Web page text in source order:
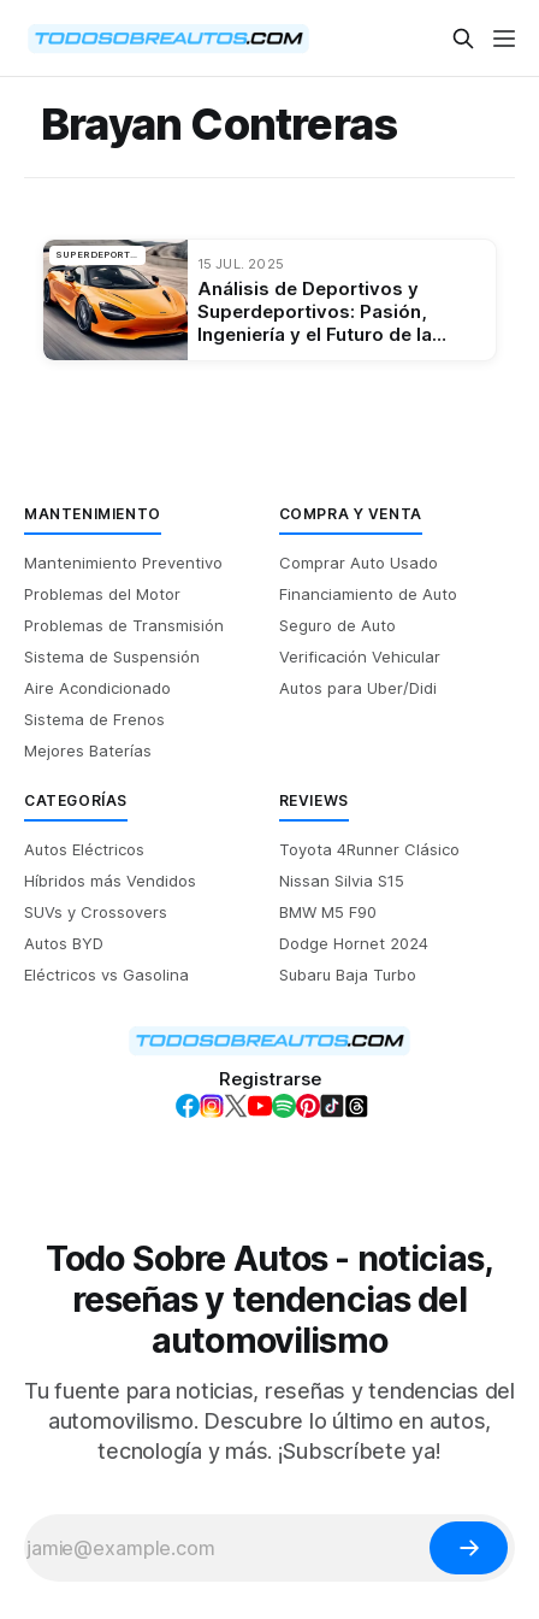
Brayan Contreras
SUPERDEPORTIVOS
15 JUL. 2025
Análisis de Deportivos y
Superdeportivos: Pasión,
Ingeniería y el Futuro de la
MANTENIMIENTO
Mantenimiento Preventivo
Problemas del Motor
Problemas de Transmisión
Sistema de Suspensión
Aire Acondicionado
Sistema de Frenos
Mejores Baterías
COMPRA Y VENTA
Comprar Auto Usado
Financiamiento de Auto
Seguro de Auto
Verificación Vehicular
Autos para Uber/Didi
CATEGORÍAS
Autos Eléctricos
Híbridos más Vendidos
SUVs y Crossovers
Autos BYD
Eléctricos vs Gasolina
REVIEWS
Toyota 4Runner Clásico
Nissan Silvia S15
BMW M5 F90
Dodge Hornet 2024
Subaru Baja Turbo
Registrarse
Todo Sobre Autos - noticias,
reseñas y tendencias del
automovilismo
Tu fuente para noticias, reseñas y tendencias del
automovilismo. Descubre lo último en autos,
tecnología y más. ¡Subscríbete ya!